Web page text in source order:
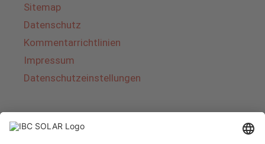
Sitemap
Datenschutz
Kommentarrichtlinien
Impressum
Datenschutzeinstellungen
Über IBC SOLAR